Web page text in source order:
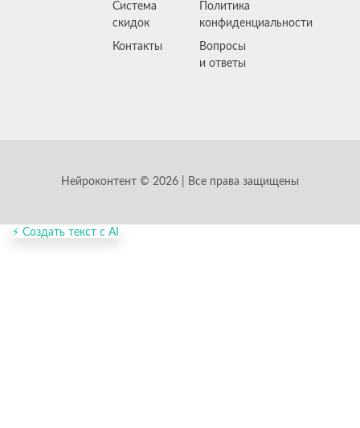
Система
скидок
Контакты
Политика
конфиденциальности
Вопросы
и ответы
Нейроконтент © 2026 | Все права защищены
⚡ Создать текст с AI